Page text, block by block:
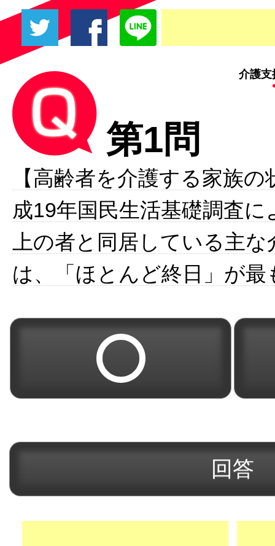
介護支
第1問
【高齢者を介護する家族
成19年国民生活基礎調査
上の者と同居している主
は、「ほとんど終日」が最